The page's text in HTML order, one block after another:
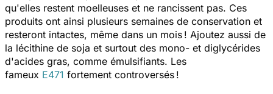
qu'elles restent moelleuses et ne rancissent pas. Ces
produits ont ainsi plusieurs semaines de conservation et
resteront intactes, même dans un mois ! Ajoutez aussi de
la lécithine de soja et surtout des mono- et diglycérides
d'acides gras, comme émulsifiants. Les
fameux E471 fortement controversés !